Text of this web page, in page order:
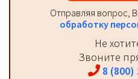
Отправляя вопрос,
обработку
Не
Звоните
8 (800)